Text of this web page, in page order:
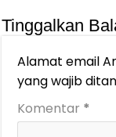
Tinggalkan
Alamat email
yang wajib
Komentar *